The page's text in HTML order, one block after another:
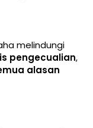
melindungi
pengecualian,
alasan